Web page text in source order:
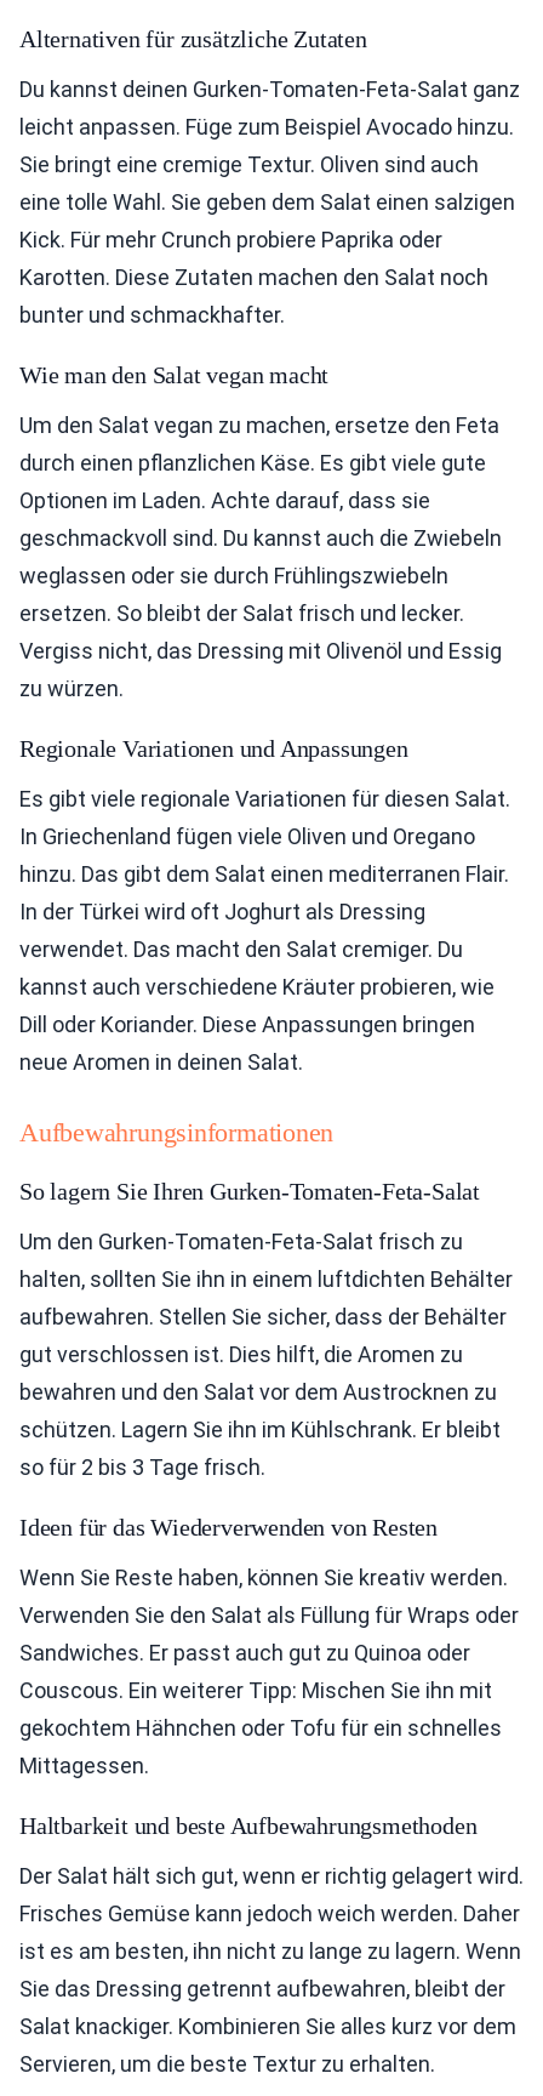
Alternativen für zusätzliche Zutaten
Du kannst deinen Gurken-Tomaten-Feta-Salat ganz
leicht anpassen. Füge zum Beispiel Avocado hinzu.
Sie bringt eine cremige Textur. Oliven sind auch
eine tolle Wahl. Sie geben dem Salat einen salzigen
Kick. Für mehr Crunch probiere Paprika oder
Karotten. Diese Zutaten machen den Salat noch
bunter und schmackhafter.
Wie man den Salat vegan macht
Um den Salat vegan zu machen, ersetze den Feta
durch einen pflanzlichen Käse. Es gibt viele gute
Optionen im Laden. Achte darauf, dass sie
geschmackvoll sind. Du kannst auch die Zwiebeln
weglassen oder sie durch Frühlingszwiebeln
ersetzen. So bleibt der Salat frisch und lecker.
Vergiss nicht, das Dressing mit Olivenöl und Essig
zu würzen.
Regionale Variationen und Anpassungen
Es gibt viele regionale Variationen für diesen Salat.
In Griechenland fügen viele Oliven und Oregano
hinzu. Das gibt dem Salat einen mediterranen Flair.
In der Türkei wird oft Joghurt als Dressing
verwendet. Das macht den Salat cremiger. Du
kannst auch verschiedene Kräuter probieren, wie
Dill oder Koriander. Diese Anpassungen bringen
neue Aromen in deinen Salat.
Aufbewahrungsinformationen
So lagern Sie Ihren Gurken-Tomaten-Feta-Salat
Um den Gurken-Tomaten-Feta-Salat frisch zu
halten, sollten Sie ihn in einem luftdichten Behälter
aufbewahren. Stellen Sie sicher, dass der Behälter
gut verschlossen ist. Dies hilft, die Aromen zu
bewahren und den Salat vor dem Austrocknen zu
schützen. Lagern Sie ihn im Kühlschrank. Er bleibt
so für 2 bis 3 Tage frisch.
Ideen für das Wiederverwenden von Resten
Wenn Sie Reste haben, können Sie kreativ werden.
Verwenden Sie den Salat als Füllung für Wraps oder
Sandwiches. Er passt auch gut zu Quinoa oder
Couscous. Ein weiterer Tipp: Mischen Sie ihn mit
gekochtem Hähnchen oder Tofu für ein schnelles
Mittagessen.
Haltbarkeit und beste Aufbewahrungsmethoden
Der Salat hält sich gut, wenn er richtig gelagert wird.
Frisches Gemüse kann jedoch weich werden. Daher
ist es am besten, ihn nicht zu lange zu lagern. Wenn
Sie das Dressing getrennt aufbewahren, bleibt der
Salat knackiger. Kombinieren Sie alles kurz vor dem
Servieren, um die beste Textur zu erhalten.